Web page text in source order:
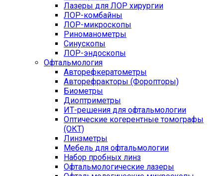
Лазеры для ЛОР хирургии
ЛОР-комбайны
ЛОР-микроскопы
Риноманометры
Синускопы
ЛОР-эндоскопы
Офтальмология
Авторефкератометры
Авторефракторы (Форопторы)
Биометры
Диоптриметры
ИТ-решения для офтальмологии
Оптические когерентные томографы
(ОКТ)
Линзметры
Мебель для офтальмологии
Набор пробных линз
Офтальмологические лазеры